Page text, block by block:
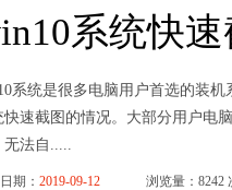
系统快
系统是很多电脑用户首选的装
快速截图的情况。大部分用户电
无法自.....
期： 2019-09-12 浏览量：8242